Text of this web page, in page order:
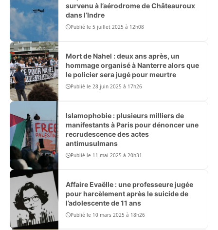
survenu à l’aérodrome de Châteauroux
dans l’Indre
Publié le 5 juillet 2025 à 12h08
Mort de Nahel : deux ans après, un
hommage organisé à Nanterre alors que
le policier sera jugé pour meurtre
Publié le 28 juin 2025 à 17h26
Islamophobie : plusieurs milliers de
manifestants à Paris pour dénoncer une
recrudescence des actes
antimusulmans
Publié le 11 mai 2025 à 20h31
Affaire Evaëlle : une professeure jugée
pour harcèlement après le suicide de
l’adolescente de 11 ans
Publié le 10 mars 2025 à 18h26